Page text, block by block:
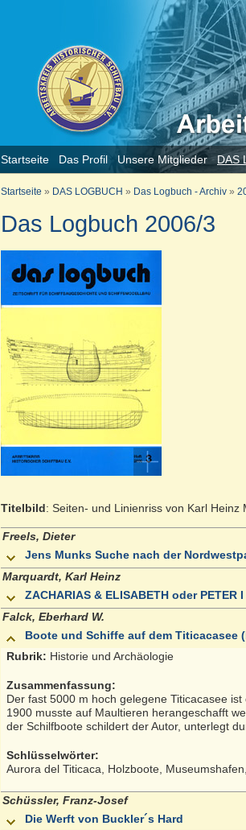
Startseite Das Profil Unsere Mitglieder DAS
Startseite » DAS LOGBUCH » Das Logbuch - Archiv »
Das Logbuch 2006/3
Titelbild: Seiten- und Linienriss von Karl
Freels, Dieter
Jens Munks Suche nach der
Marquardt, Karl Heinz
ZACHARIAS & ELISABETH oder PETER
Falck, Eberhard W.
Boote und Schiffe auf dem Titicacasee
Rubrik: Historie und Archäologie
Zusammenfassung:
Der fast 5000 m hoch gelegene Titicacasee
1900 musste auf Maultieren herangeschafft
der Schilfboote schildert der Autor, unterlegt
Schlüsselwörter:
Aurora del Titicaca, Holzboote,
Schüssler, Franz-Josef
Die Werft von Buckler´s Hard